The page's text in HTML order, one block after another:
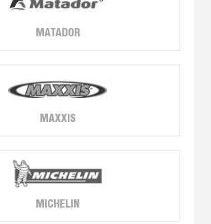
MATADOR
MAXXIS
MICHELIN